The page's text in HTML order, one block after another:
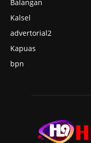
Balangan
Kalsel
advertorial2
Kapuas
bpn